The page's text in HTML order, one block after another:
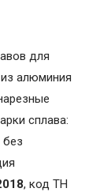
для
алюминия
сплава:
, код ТН